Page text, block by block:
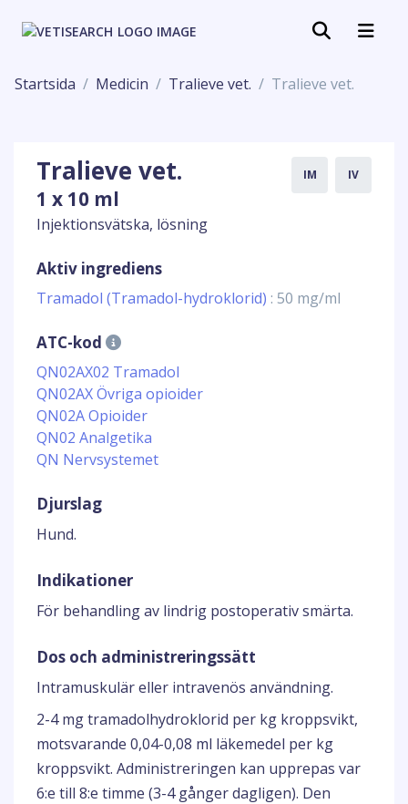
Startsida Medicin Tralieve vet. Tralieve vet.
Tralieve vet.
1 x 10 ml
Injektionsvätska, lösning
IM IV
Aktiv ingrediens
Tramadol (Tramadol-hydroklorid) : 50 mg/ml
ATC-kod
QN02AX02 Tramadol
QN02AX Övriga opioider
QN02A Opioider
QN02 Analgetika
QN Nervsystemet
Djurslag
Hund.
Indikationer
För behandling av lindrig postoperativ smärta.
Dos och administreringssätt
Intramuskulär eller intravenös användning.
2-4 mg tramadolhydroklorid per kg kroppsvikt,
motsvarande 0,04-0,08 ml läkemedel per kg
kroppsvikt. Administreringen kan upprepas var
6:e till 8:e timme (3-4 gånger dagligen). Den